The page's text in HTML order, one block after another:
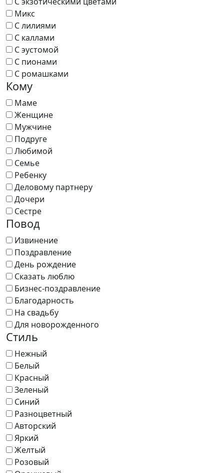
Микс
С лилиями
С каллами
С эустомой
С пионами
С ромашками
Кому
Маме
Женщине
Мужчине
Подруге
Любимой
Семье
Ребенку
Деловому партнеру
Дочери
Сестре
Повод
Извинение
Поздравление
День рождение
Сказать люблю
Бизнес-поздравление
Благодарность
На свадьбу
Для новорожденного
Стиль
Нежный
Белый
Красный
Зеленый
Синий
Разноцветный
Авторский
Яркий
Желтый
Розовый